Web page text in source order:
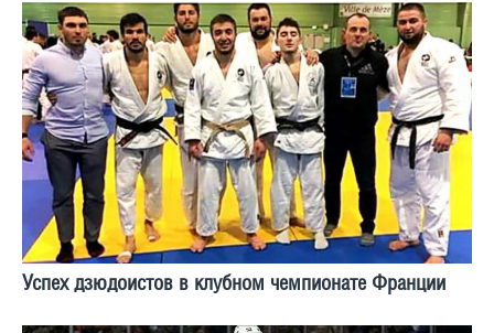
Успех дзюдоистов в клубном чемпионате Франции